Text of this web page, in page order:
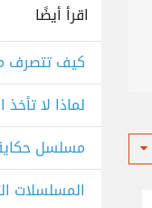
اقرأ أيضًا
لماذا لا
المسلسلات